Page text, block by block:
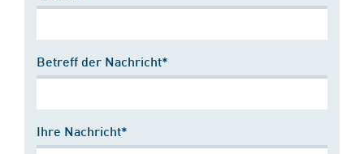
Betreff der Nachricht*
Ihre Nachricht*